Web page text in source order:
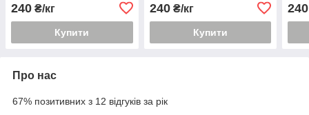
240 ₴/кг
Купити
температурою до 180 °С
240₴/кг
Купити
240
Про нас
67% позитивних з 12 відгуків за рік